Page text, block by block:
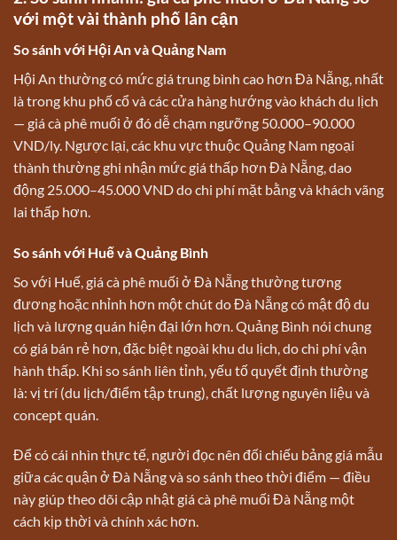
với một vài thành phố lân cận
So sánh với Hội An và Quảng Nam
Hội An thường có mức giá trung bình cao hơn Đà Nẵng, nhất
là trong khu phố cổ và các cửa hàng hướng vào khách du lịch
— giá cà phê muối ở đó dễ chạm ngưỡng 50.000–90.000
VND/ly. Ngược lại, các khu vực thuộc Quảng Nam ngoại
thành thường ghi nhận mức giá thấp hơn Đà Nẵng, dao
động 25.000–45.000 VND do chi phí mặt bằng và khách vãng
lai thấp hơn.
So sánh với Huế và Quảng Bình
So với Huế, giá cà phê muối ở Đà Nẵng thường tương
đương hoặc nhỉnh hơn một chút do Đà Nẵng có mật độ du
lịch và lượng quán hiện đại lớn hơn. Quảng Bình nói chung
có giá bán rẻ hơn, đặc biệt ngoài khu du lịch, do chi phí vận
hành thấp. Khi so sánh liên tỉnh, yếu tố quyết định thường
là: vị trí (du lịch/điểm tập trung), chất lượng nguyên liệu và
concept quán.
Để có cái nhìn thực tế, người đọc nên đối chiếu bảng giá mẫu
giữa các quận ở Đà Nẵng và so sánh theo thời điểm — điều
này giúp theo dõi cập nhật giá cà phê muối Đà Nẵng một
cách kịp thời và chính xác hơn.